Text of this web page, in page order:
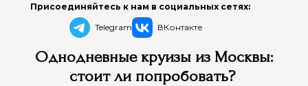
Однодневные круизы из Москвы:
стоит ли попробовать?
Присоединяйтесь к нам в социальных сетях:
Telegram
ВКонтакте